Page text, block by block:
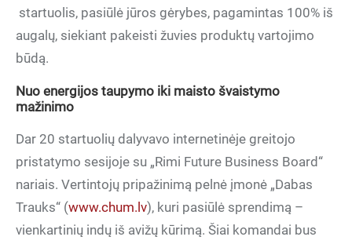
startuolis, pasiūlė jūros gėrybes, pagamintas 100% iš
augalų, siekiant pakeisti žuvies produktų vartojimo
būdą.
Nuo energijos taupymo iki maisto švaistymo
mažinimo
Dar 20 startuolių dalyvavo internetinėje greitojo
pristatymo sesijoje su „Rimi Future Business Board“
nariais. Vertintojų pripažinimą pelnė įmonė „Dabas
Trauks“ (www.chum.lv), kuri pasiūlė sprendimą –
vienkartinių indų iš avižų kūrimą. Šiai komandai bus